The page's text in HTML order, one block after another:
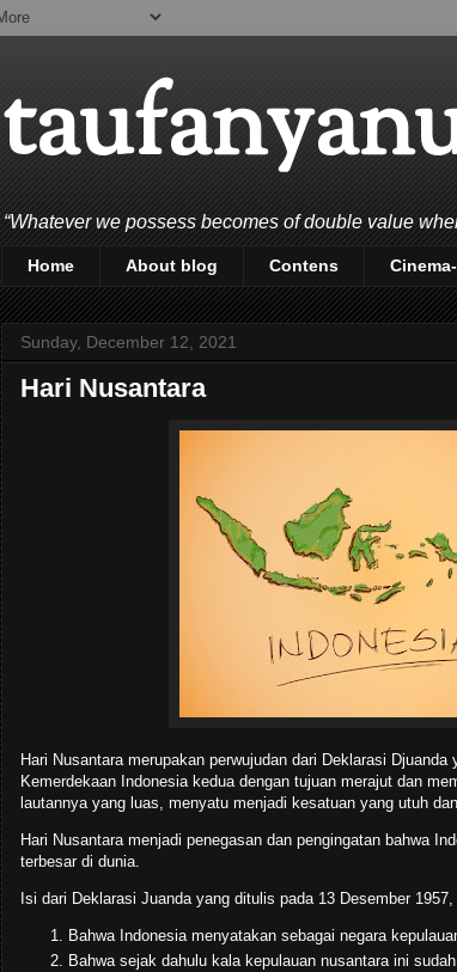
“Whatever we possess becomes of double value
Home About blog Contens
Sunday, December 12, 2021
Hari Nusantara
Hari Nusantara merupakan perwujudan dari Deklarasi
Kemerdekaan Indonesia kedua dengan tujuan merajut dan
lautannya yang luas, menyatu menjadi kesatuan yang utuh
Hari Nusantara menjadi penegasan dan pengingatan bahwa
terbesar di dunia.
Isi dari Deklarasi Juanda yang ditulis pada 13 Desember
Bahwa Indonesia menyatakan sebagai negara
Bahwa sejak dahulu kala kepulauan nusantara ini